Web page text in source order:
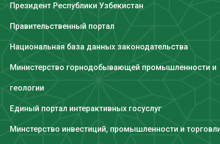
Президент Республики Узбекистан
Правительственный портал
Национальная база данных законодательства
Министерство горнодобывающей промышленности и
геологии
Единый портал интерактивных госуслуг
Минстерство инвестиций, промышленности и